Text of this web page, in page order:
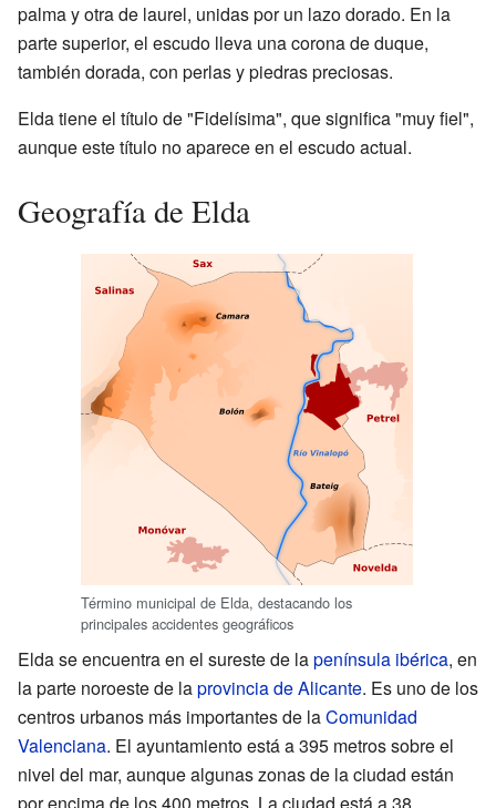
palma y otra de laurel, unidas por un lazo dorado. En la
parte superior, el escudo lleva una corona de duque,
también dorada, con perlas y piedras preciosas.
Elda tiene el título de "Fidelísima", que significa "muy fiel",
aunque este título no aparece en el escudo actual.
Geografía de Elda
Término municipal de Elda, destacando los
principales accidentes geográficos
Elda se encuentra en el sureste de lapenínsula ibérica, en
la parte noroeste de laprovincia de Alicante. Es uno de los
centros urbanos más importantes de laComunidad
Valenciana. El ayuntamiento está a 395 metros sobre el
nivel del mar, aunque algunas zonas de la ciudad están
por encima de los 400 metros. La ciudad está a 38